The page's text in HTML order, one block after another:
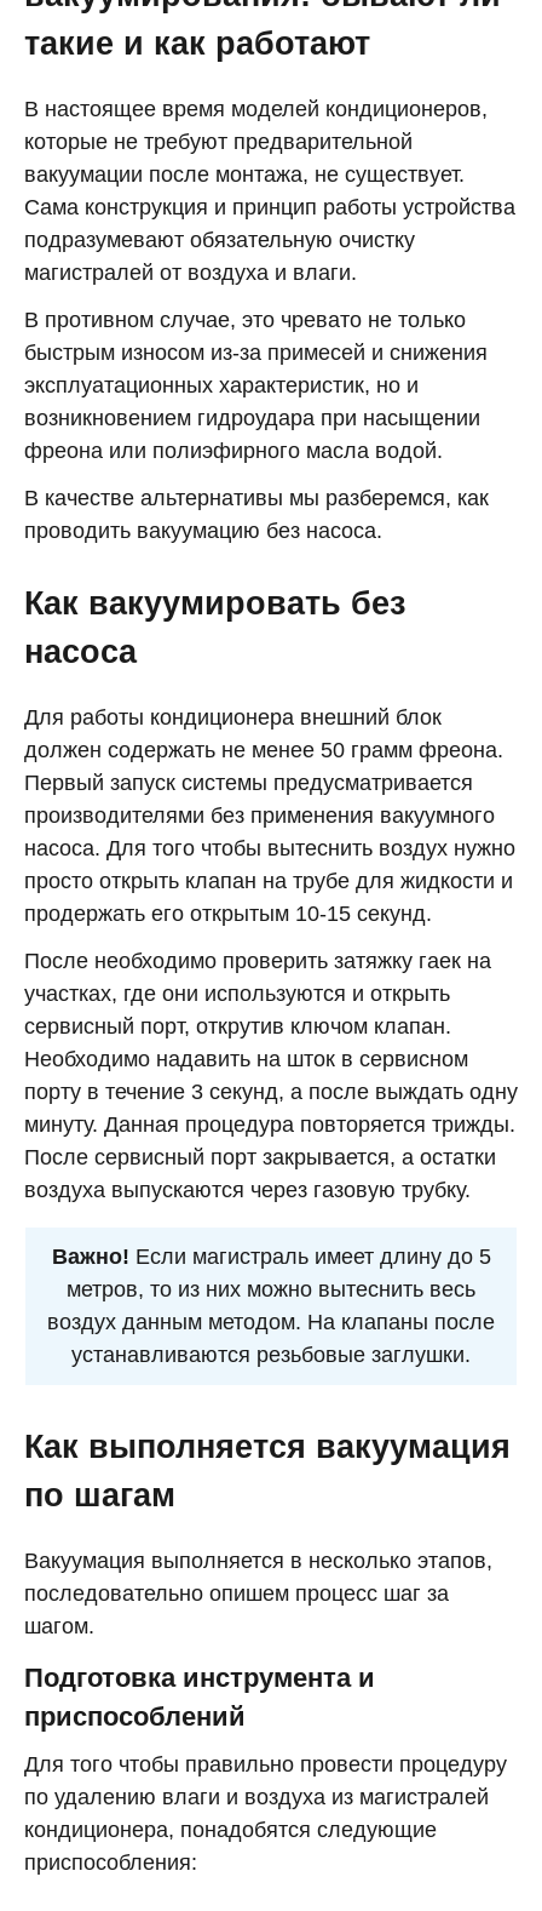
такие и как работают
В настоящее время моделей кондиционеров,
которые не требуют предварительной
вакуумации после монтажа, не существует.
Сама конструкция и принцип работы устройства
подразумевают обязательную очистку
магистралей от воздуха и влаги.
В противном случае, это чревато не только
быстрым износом из-за примесей и снижения
эксплуатационных характеристик, но и
возникновением гидроудара при насыщении
фреона или полиэфирного масла водой.
В качестве альтернативы мы разберемся, как
проводить вакуумацию без насоса.
Как вакуумировать без
насоса
Для работы кондиционера внешний блок
должен содержать не менее 50 грамм фреона.
Первый запуск системы предусматривается
производителями без применения вакуумного
насоса. Для того чтобы вытеснить воздух нужно
просто открыть клапан на трубе для жидкости и
продержать его открытым 10-15 секунд.
После необходимо проверить затяжку гаек на
участках, где они используются и открыть
сервисный порт, открутив ключом клапан.
Необходимо надавить на шток в сервисном
порту в течение 3 секунд, а после выждать одну
минуту. Данная процедура повторяется трижды.
После сервисный порт закрывается, а остатки
воздуха выпускаются через газовую трубку.
Важно! Если магистраль имеет длину до 5
метров, то из них можно вытеснить весь
воздух данным методом. На клапаны после
устанавливаются резьбовые заглушки.
Как выполняется вакуумация
по шагам
Вакуумация выполняется в несколько этапов,
последовательно опишем процесс шаг за
шагом.
Подготовка инструмента и
приспособлений
Для того чтобы правильно провести процедуру
по удалению влаги и воздуха из магистралей
кондиционера, понадобятся следующие
приспособления: